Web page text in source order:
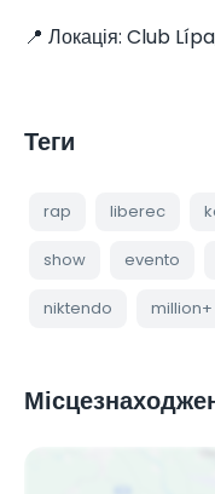
📍 Локація: Club
Теги
rap liberec
show evento
niktendo million+